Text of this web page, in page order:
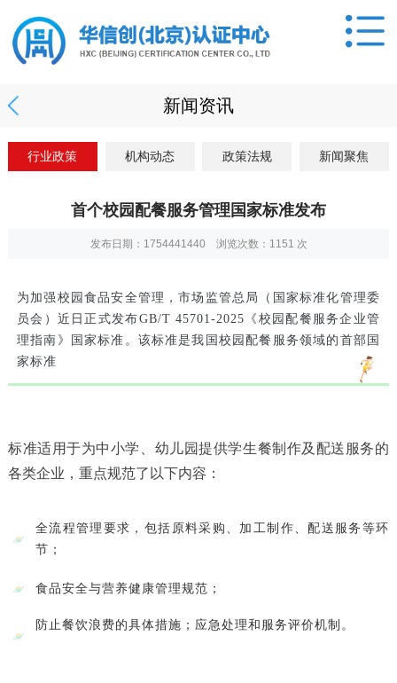
新闻资讯
行业政策 机构动态 政策法规 新闻聚焦
首个校园配餐服务管理国家标准发布
发布日期：1754441440 浏览次数： 1151 次
为加强校园食品安全管理，市场监管总局（国家标准化管理委
员会）近日正式发布GB/T 45701-2025《校园配餐服务企业管
理指南》国家标准。该标准是我国校园配餐服务领域的首部国
家标准
标准适用于为中小学、幼儿园提供学生餐制作及配送服务的
各类企业，重点规范了以下内容：
全流程管理要求，包括原料采购、加工制作、配送服务等环
节；
食品安全与营养健康管理规范；
防止餐饮浪费的具体措施；应急处理和服务评价机制。‍